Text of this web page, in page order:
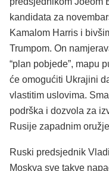
kandidata za
Kamalom Harris i
Trumpom. On
“plan pobjede”, mapu
će omogućiti Ukrajini
vlastitim uslovima.
podrška i dozvola za
Rusije zapadnim
Ruski predsjednik
Moskva sve takve